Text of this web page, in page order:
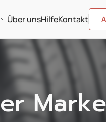
Über unsHilfeKontakt